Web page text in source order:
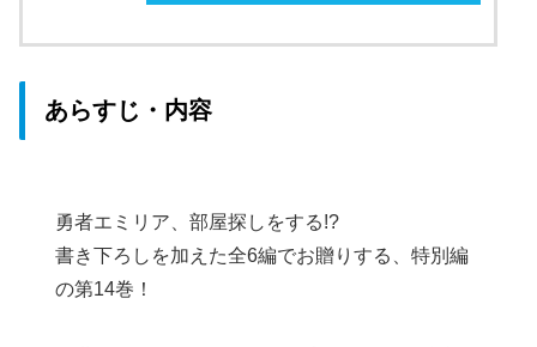
あらすじ・内容
勇者エミリア、部屋探しをする!?
書き下ろしを加えた全6編でお贈りする、特別編
の第14巻！